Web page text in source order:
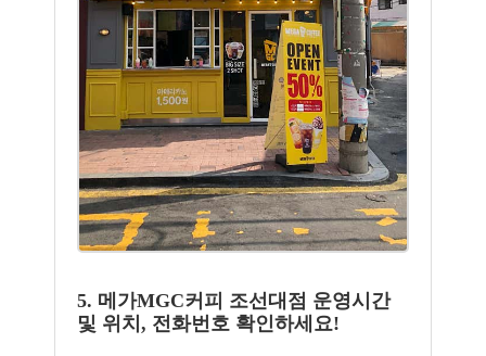
5. 메가MGC커피 조선대점 운영시간
및 위치, 전화번호 확인하세요!